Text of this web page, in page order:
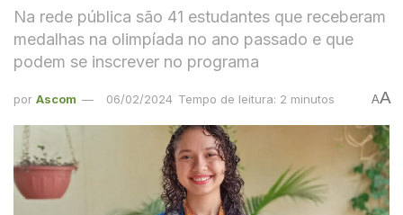
Na rede pública são 41 estudantes que receberam
medalhas na olimpíada no ano passado e que
podem se inscrever no programa
por Ascom 06/02/2024 Tempo de leitura: 2 minutos AA